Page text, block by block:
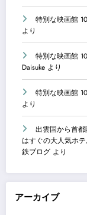
特別な映画館
より
特別な映画館
Daisuke より
特別な映画館
より
出雲国から首
はすぐの大人気ホ
鉄ブログ より
アーカイブ